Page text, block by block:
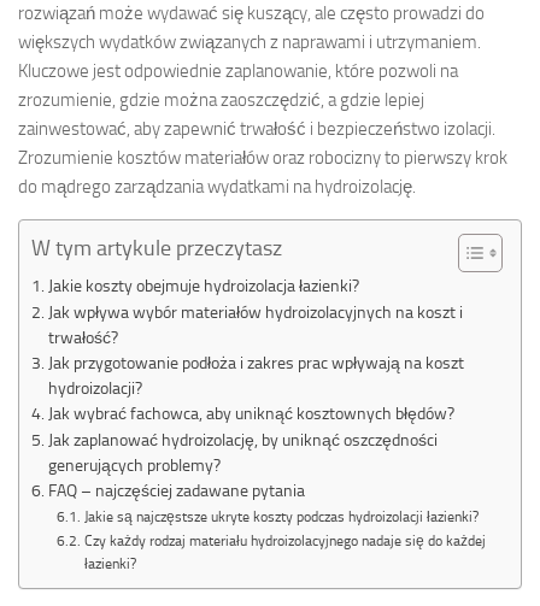
rozwiązań może wydawać się kuszący, ale często prowadzi do
większych wydatków związanych z naprawami i utrzymaniem.
Kluczowe jest odpowiednie zaplanowanie, które pozwoli na
zrozumienie, gdzie można zaoszczędzić, a gdzie lepiej
zainwestować, aby zapewnić trwałość i bezpieczeństwo izolacji.
Zrozumienie kosztów materiałów oraz robocizny to pierwszy krok
do mądrego zarządzania wydatkami na hydroizolację.
W tym artykule przeczytasz
Jakie koszty obejmuje hydroizolacja łazienki?
Jak wpływa wybór materiałów hydroizolacyjnych na koszt i
trwałość?
Jak przygotowanie podłoża i zakres prac wpływają na koszt
hydroizolacji?
Jak wybrać fachowca, aby uniknąć kosztownych błędów?
Jak zaplanować hydroizolację, by uniknąć oszczędności
generujących problemy?
FAQ – najczęściej zadawane pytania
Jakie są najczęstsze ukryte koszty podczas hydroizolacji łazienki?
Czy każdy rodzaj materiału hydroizolacyjnego nadaje się do każdej
łazienki?